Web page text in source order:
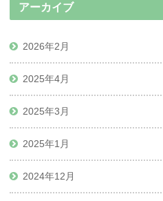
アーカイブ
2026年2月
2025年4月
2025年3月
2025年1月
2024年12月